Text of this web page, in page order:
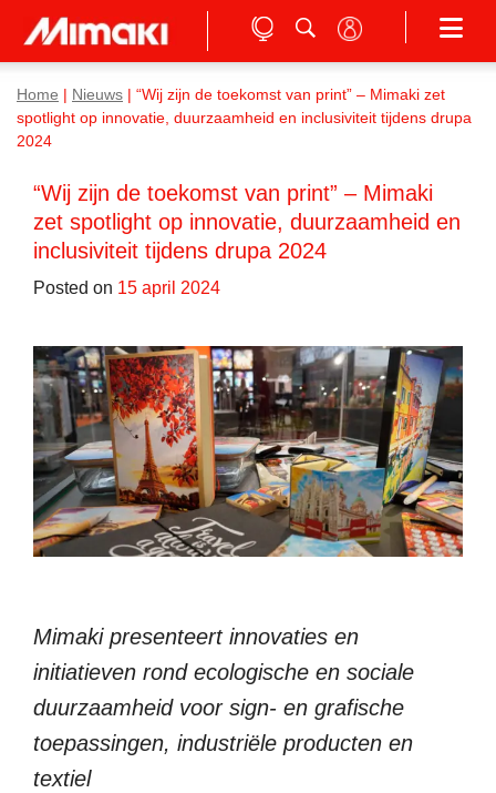
Home Nieuws
“Wij zijn de toekomst van print” – Mimaki zet
spotlight op innovatie, duurzaamheid en inclusiviteit tijdens drupa
2024
“Wij zijn de toekomst van print” – Mimaki
zet spotlight op innovatie, duurzaamheid en
inclusiviteit tijdens drupa 2024
Posted on 15 april 2024
Mimaki presenteert innovaties en
initiatieven rond ecologische en sociale
duurzaamheid voor sign- en grafische
toepassingen, industriële producten en
textiel